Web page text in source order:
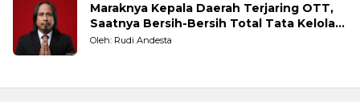
Maraknya Kepala Daerah Terjaring OTT,
Saatnya Bersih-Bersih Total Tata Kelola
Pemerintahan
Oleh: Rudi Andesta